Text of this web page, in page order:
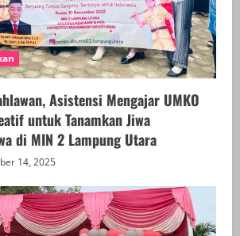
Asistensi Mengajar UMKO
untuk Tanamkan Jiwa
di MIN 2 Lampung Utara
14, 2025